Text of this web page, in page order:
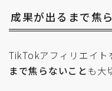
成果が出るまで焦
TikTokアフィリエイト
まで焦らないことも大